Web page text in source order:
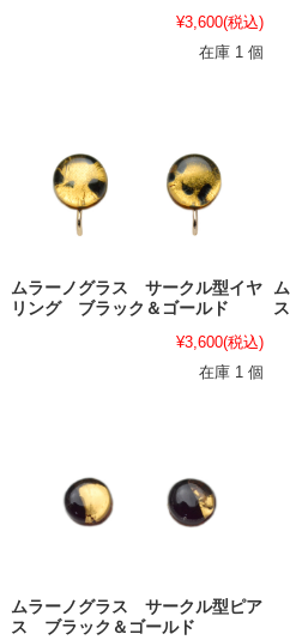
¥3,600(税込)
在庫 1 個
ムラーノグラス サークル型イヤ
リング ブラック＆ゴールド
¥3,600(税込)
在庫 1 個
ムラーノグラス サークル型ピア
ス ブラック＆ゴールド